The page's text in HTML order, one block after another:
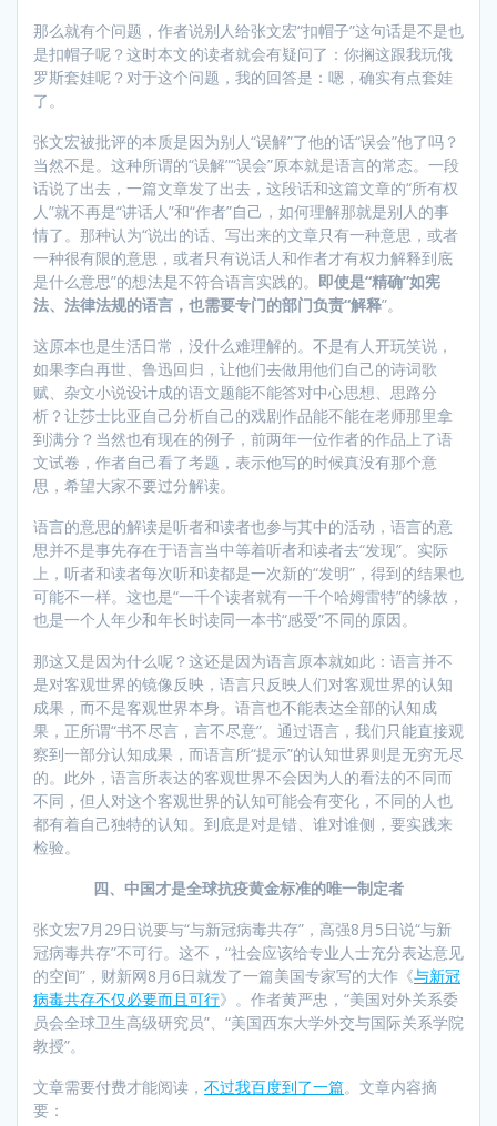
那么就有个问题，作者说别人给张文宏“扣帽子”这句话是不是也
是扣帽子呢？这时本文的读者就会有疑问了：你搁这跟我玩俄
罗斯套娃呢？对于这个问题，我的回答是：嗯，确实有点套娃
了。
张文宏被批评的本质是因为别人“误解”了他的话“误会”他了吗？
当然不是。这种所谓的“误解”“误会”原本就是语言的常态。一段
话说了出去，一篇文章发了出去，这段话和这篇文章的“所有权
人”就不再是“讲话人”和“作者”自己，如何理解那就是别人的事
情了。那种认为“说出的话、写出来的文章只有一种意思，或者
一种很有限的意思，或者只有说话人和作者才有权力解释到底
是什么意思”的想法是不符合语言实践的。 即使是“精确”如宪
法、法律法规的语言，也需要专门的部门负责“解释”。
这原本也是生活日常，没什么难理解的。不是有人开玩笑说，
如果李白再世、鲁迅回归，让他们去做用他们自己的诗词歌
赋、杂文小说设计成的语文题能不能答对中心思想、思路分
析？让莎士比亚自己分析自己的戏剧作品能不能在老师那里拿
到满分？当然也有现在的例子，前两年一位作者的作品上了语
文试卷，作者自己看了考题，表示他写的时候真没有那个意
思，希望大家不要过分解读。
语言的意思的解读是听者和读者也参与其中的活动，语言的意
思并不是事先存在于语言当中等着听者和读者去“发现”。实际
上，听者和读者每次听和读都是一次新的“发明”，得到的结果也
可能不一样。这也是“一千个读者就有一千个哈姆雷特”的缘故，
也是一个人年少和年长时读同一本书“感受”不同的原因。
那这又是因为什么呢？这还是因为语言原本就如此：语言并不
是对客观世界的镜像反映，语言只反映人们对客观世界的认知
成果，而不是客观世界本身。语言也不能表达全部的认知成
果，正所谓“书不尽言，言不尽意”。通过语言，我们只能直接观
察到一部分认知成果，而语言所“提示”的认知世界则是无穷无尽
的。此外，语言所表达的客观世界不会因为人的看法的不同而
不同，但人对这个客观世界的认知可能会有变化，不同的人也
都有着自己独特的认知。到底是对是错、谁对谁侧，要实践来
检验。
四、中国才是全球抗疫黄金标准的唯一制定者
张文宏7月29日说要与“与新冠病毒共存”，高强8月5日说“与新
冠病毒共存”不可行。这不，“社会应该给专业人士充分表达意见
的空间”，财新网8月6日就发了一篇美国专家写的大作《与新冠
病毒共存不仅必要而且可行》。作者黄严忠，“美国对外关系委
员会全球卫生高级研究员”、“美国西东大学外交与国际关系学院
教授”。
文章需要付费才能阅读， 不过我百度到了一篇。文章内容摘
要：